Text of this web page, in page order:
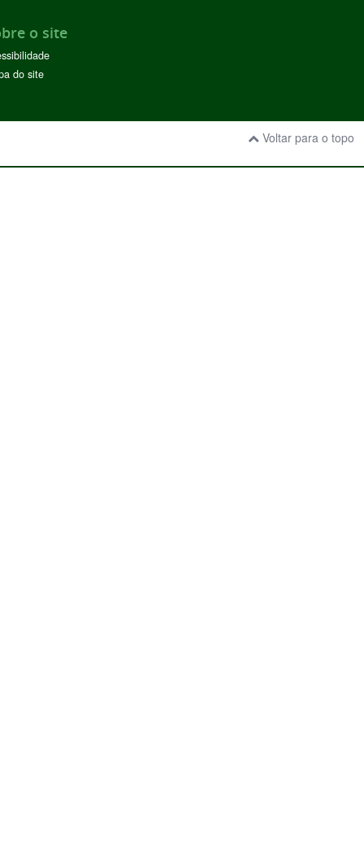
o site
do site
Voltar para o topo